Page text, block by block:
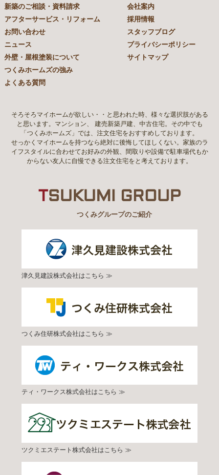
新築のご相談・資料請求
アフターサービス・リフォーム
お問い合わせ
ニュース
外壁・屋根塗装について
つくみホームズの強み
よくある質問
会社案内
採用情報
スタッフブログ
プライバシーポリシー
サイトマップ
そろそろマイホームが欲しい・・と思われた時、様々な選択肢がある
と思います。マンション、 建売新築戸建、中古住宅。その中でも
「つくみホームズ」では、注文住宅をおすすめしております。
せっかくマイホームを持つなら絶対に後悔してほしくない。家族のラ
イフスタイルに合わせてお好みの外観、間取りや設備で駐車場代もか
からない友人に自慢できる注文住宅をと考えております。
TSUKUMI GROUP
つくみグループのご紹介
津久見建設株式会社はこちら ≫
つくみ住研株式会社はこちら ≫
ティ・ワークス株式会社はこちら ≫
ツクミエステート株式会社はこちら ≫